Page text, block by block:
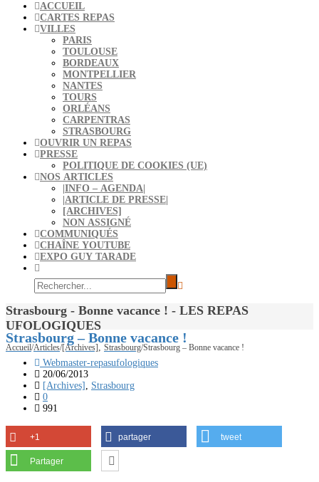
ACCUEIL
CARTES REPAS
VILLES
PARIS
TOULOUSE
BORDEAUX
MONTPELLIER
NANTES
TOURS
ORLÉANS
CARPENTRAS
STRASBOURG
OUVRIR UN REPAS
PRESSE
POLITIQUE DE COOKIES (UE)
NOS ARTICLES
|INFO – AGENDA|
|ARTICLE DE PRESSE|
[ARCHIVES]
NON ASSIGNÉ
COMMUNIQUÉS
CHAÎNE YOUTUBE
EXPO GUY TARADE
Strasbourg - Bonne vacance ! - LES REPAS
UFOLOGIQUES
Accueil/Articles/[Archives] , Strasbourg/Strasbourg – Bonne vacance !
Strasbourg – Bonne vacance !
Webmaster-repasufologiques
20/06/2013
[Archives] , Strasbourg
0
991
+1 partager tweet
Partager